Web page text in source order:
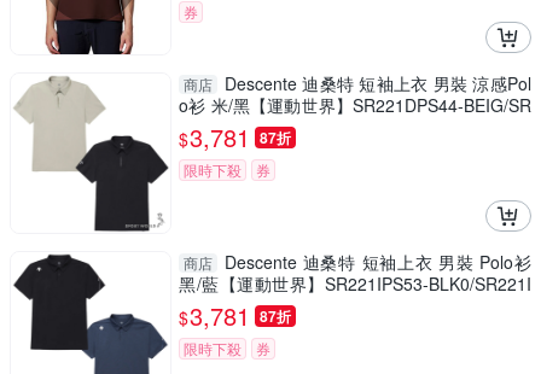
券
商店
Descente 迪桑特 短袖上衣 男裝 涼感Pol
o衫 米/黑【運動世界】SR221DPS44-BEIG/SR
221DPS44-BLK0
$3,781 87折
限時下殺 券
商店
Descente 迪桑特 短袖上衣 男裝 Polo衫
黑/藍【運動世界】SR221IPS53-BLK0/SR221I
PS53-NAV0
$3,781 87折
限時下殺 券